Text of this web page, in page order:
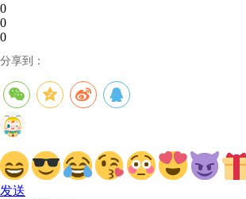
0
0
0
分享到：
发送